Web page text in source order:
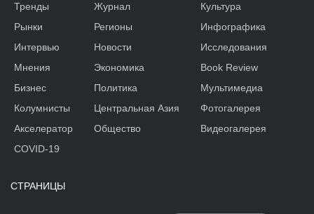
Тренды
Рынки
Интервью
Мнения
Бизнес
Колумнисты
Акселератор
Журнал
Регионы
Новости
Экономика
Политика
Центральная Азия
Общество
Культура
Инфографика
Исследования
Book Review
Мультимедиа
Фотогалерея
Видеогалерея
COVID-19
СТРАНИЦЫ